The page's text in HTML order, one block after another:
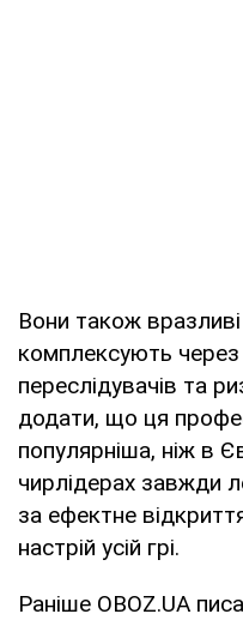
Вони також
комплексують
переслідувачів та
додати, що ця
популярніша, ніж в
чирлідерах завжди
за ефектне
настрій усій грі.
Раніше OBOZ.UA